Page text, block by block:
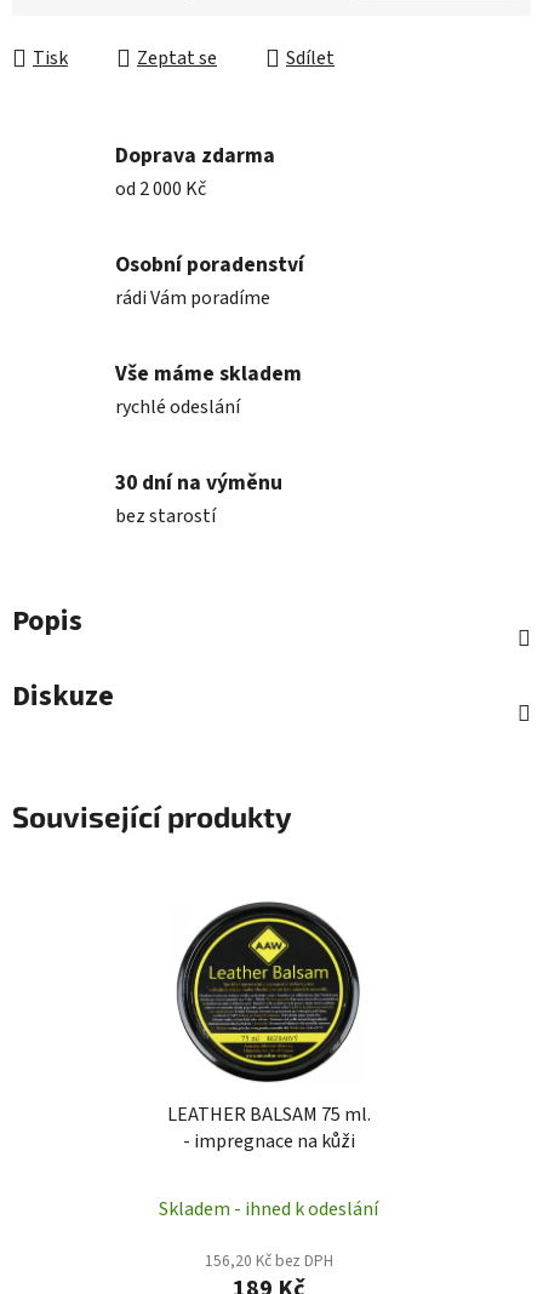
Tisk Zeptat se Sdílet
Doprava zdarma
od 2 000 Kč
Osobní poradenství
rádi Vám poradíme
Vše máme skladem
rychlé odeslání
30 dní na výměnu
bez starostí
Popis
Diskuze
Související produkty
LEATHER BALSAM 75 ml.
- impregnace na kůži
Skladem - ihned k odeslání
156,20 Kč bez DPH